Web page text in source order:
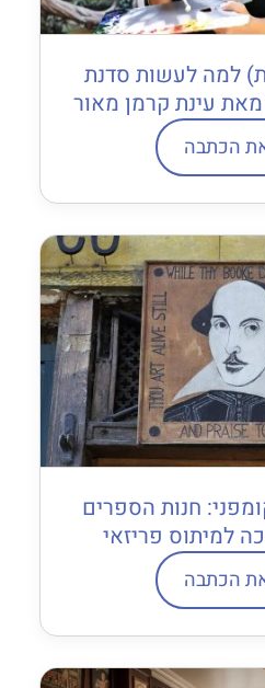
למה לעשות סדנת
מאת עינת קרמן מאור
הכתבה
חנות הספרים
למיתוס פריזאי
הכתבה